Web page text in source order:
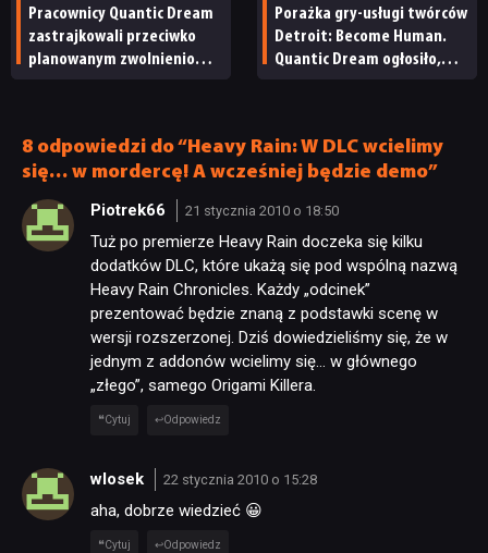
DYSKUSJE
SKLEP
Pracownicy Quantic Dream
zastrajkowali przeciwko
planowanym zwolnieniom.
Porażka gry-usługi twórców
Detroit: Become Human.
Quantic Dream ogłosiło,
zamknięte
8 odpowiedzi do “Heavy Rain: W DLC wcielimy
się… w mordercę! A wcześniej będzie demo”
Piotrek66 21 stycznia 2010 o 18:50
Tuż po premierze Heavy Rain doczeka się kilku
dodatków DLC, które ukażą się pod wspólną nazwą
Heavy Rain Chronicles. Każdy „odcinek”
prezentować będzie znaną z podstawki scenę w
wersji rozszerzonej. Dziś dowiedzieliśmy się, że w
jednym z addonów wcielimy się… w głównego
„złego”, samego Origami Killera.
Cytuj Odpowiedz
wlosek 22 stycznia 2010 o 15:28
aha, dobrze wiedzieć 😀
Cytuj Odpowiedz